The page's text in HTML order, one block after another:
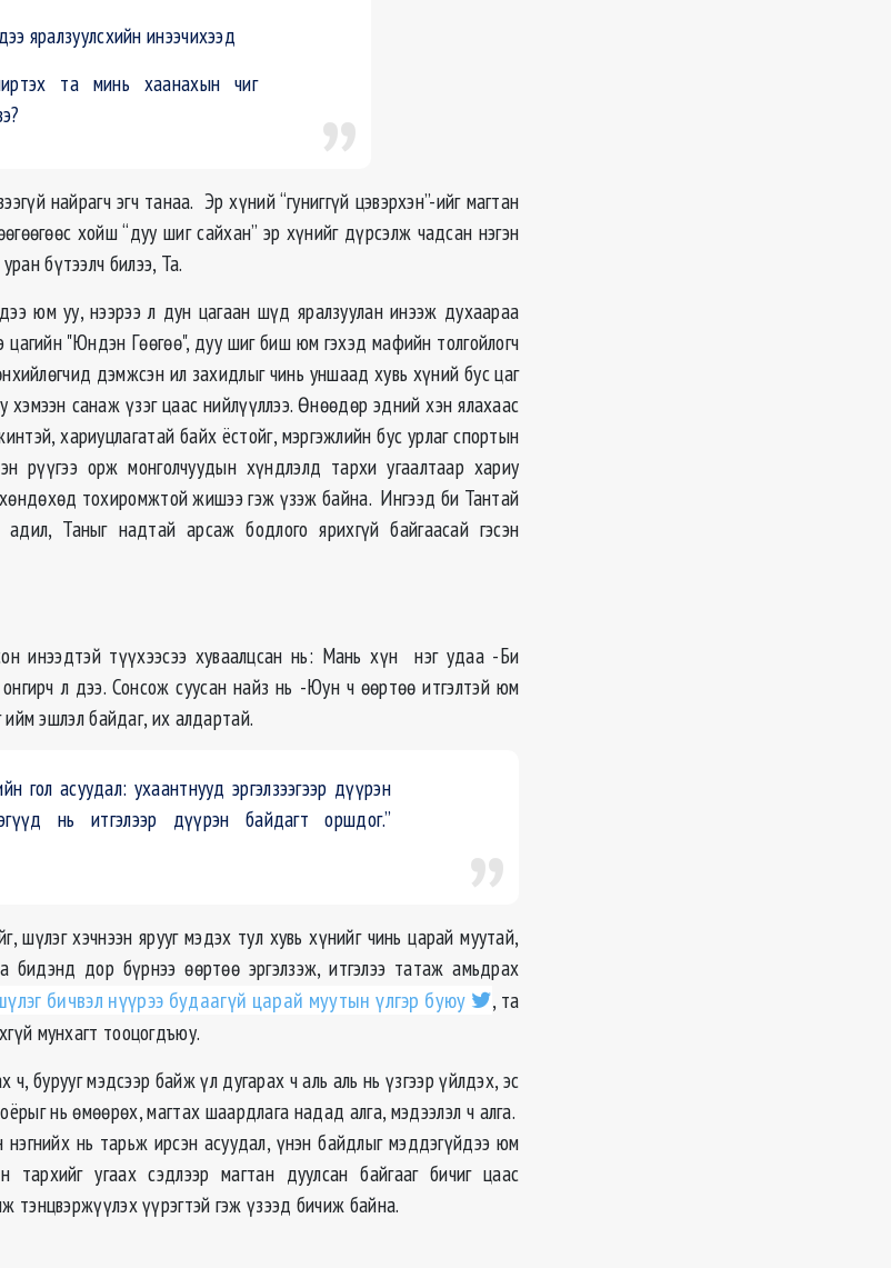
яралзуулсхийн инээчихээд
та минь хаанахын чиг
найрагч эгч танаа. Эр хүний “гуниггүй цэвэрхэн”-ийг магтан
хойш “дуу шиг сайхан” эр хүнийг дүрсэлж чадсан нэгэн
бүтээлч билээ, Та.
юм уу, нээрээ л дун цагаан шүд яралзуулан инээж духаараа
"Юндэн Гөөгөө", дуу шиг биш юм гэхэд мафийн толгойлогч
дэмжсэн ил захидлыг чинь уншаад хувь хүний бус цаг
хэмээн санаж үзэг цаас нийлүүллээ. Өнөөдөр эдний хэн ялахаас
хариуцлагатай байх ёстойг, мэргэжлийн бус урлаг спортын
рүүгээ орж монголчуудын хүндлэлд тархи угаалтаар хариу
хөндөхөд тохиромжтой жишээ гэж үзэж байна. Ингээд би Тантай
Таныг надтай арсаж бодлого ярихгүй байгаасай гэсэн
инээдтэй түүхээсээ хуваалцсан нь: Мань хүн нэг удаа -Би
л дээ. Сонсож суусан найз нь -Юун ч өөртөө итгэлтэй юм
ийм эшлэл байдаг, их алдартай.
гол асуудал: ухаантнууд эргэлзээгээр дүүрэн
нь итгэлээр дүүрэн байдагт оршдог.”
шүлэг хэчнээн ярууг мэдэх тул хувь хүнийг чинь царай муутай,
бидэнд дор бүрнээ өөртөө эргэлзэж, итгэлээ татаж амьдрах
бичвэл нүүрээ будаагүй царай муутын үлгэр буюу
, та
мунхагт тооцогдъюу.
ч, бурууг мэдсээр байж үл дугарах ч аль аль нь үзгээр үйлдэх, эс
нь өмөөрөх, магтах шаардлага надад алга, мэдээлэл ч алга.
нэгнийх нь тарьж ирсэн асуудал, үнэн байдлыг мэддэгүйдээ юм
угаах сэдлээр магтан дуулсан байгааг бичиг цаас
тэнцвэржүүлэх үүрэгтэй гэж үзээд бичиж байна.